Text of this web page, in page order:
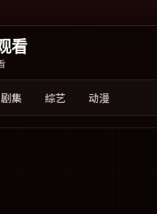
看
剧集 综艺 动漫